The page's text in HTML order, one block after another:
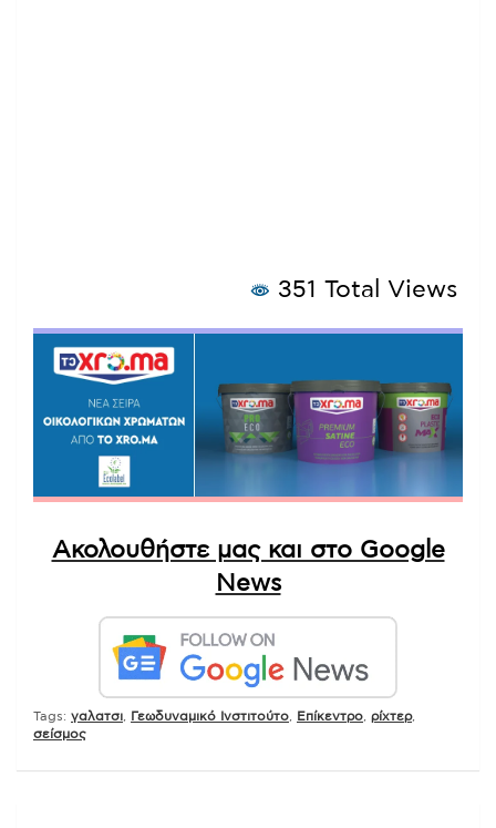
351 Total Views
Ακολουθήστε μας και στο Google
News
Tags: γαλατσι Γεωδυναμικό Ινστιτούτο Επίκεντρο ρίχτερ,
σείσμος